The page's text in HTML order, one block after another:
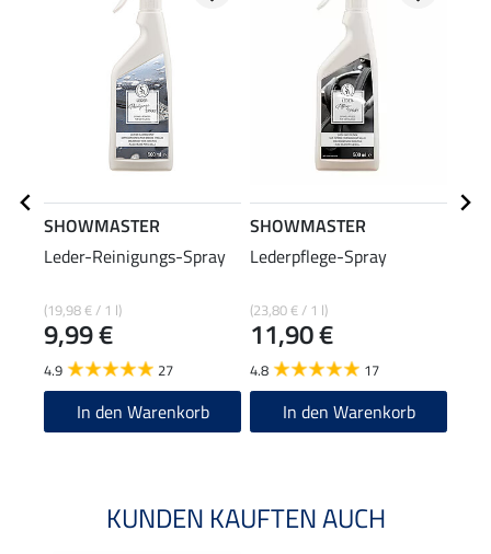
SHOWMASTER
Leder-Reinigungs-Spray
(19,98 € / 1 l)
9,99 €
4.9 27
In den Warenkorb
SHOWMASTER
Lederpflege-Spray
(23,80 € / 1 l)
11,90 €
4.8 17
In den Warenkorb
KUNDEN KAUFTEN AUCH